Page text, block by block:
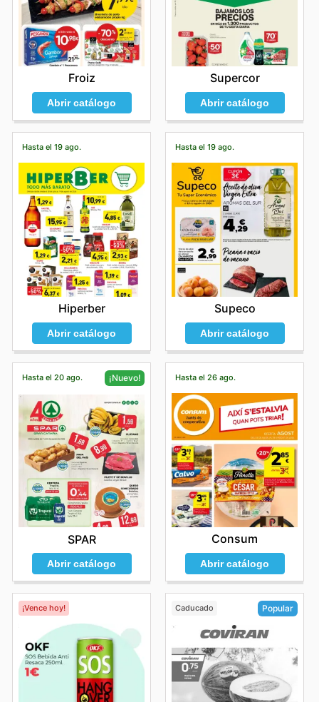
Froiz
Abrir catálogo
Supercor
Abrir catálogo
Hasta el 19 ago.
Hiperber
Abrir catálogo
Hasta el 19 ago.
Supeco
Abrir catálogo
Hasta el 20 ago. ¡Nuevo!
SPAR
Abrir catálogo
Hasta el 26 ago.
Consum
Abrir catálogo
¡Vence hoy! Caducado Popular